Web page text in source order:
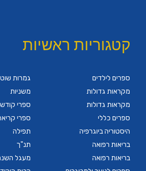
קטגוריות ראשיות
גמרות
משניות
ספרי קודש
ספרי
תפילה
תנ"ך
מעגל
ספרים לילדים
מקראות גדולות
מקראות גדולות
ספרים כללי
היסטוריה ביוגרפיה
בריאות רפואה
בריאות רפואה